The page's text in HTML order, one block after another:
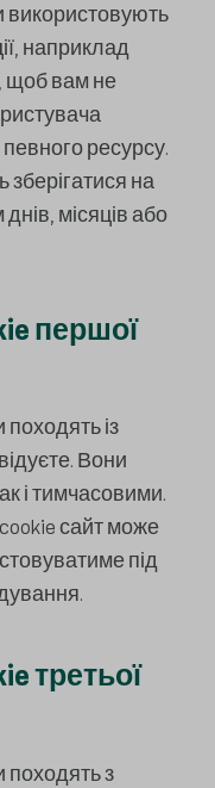
використовують
наприклад
щоб вам не
ресурсу.
зберігатися на
місяців або
першої
із
Вони
і тимчасовими.
сайт може
під
третьої
походять з